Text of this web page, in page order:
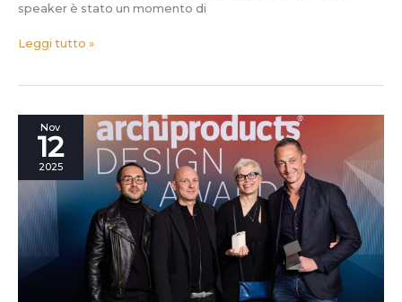
speaker è stato un momento di
Leggi tutto »
Nov
12
2025
Archiproducts
Design
Awards
divano
DAVID
vince